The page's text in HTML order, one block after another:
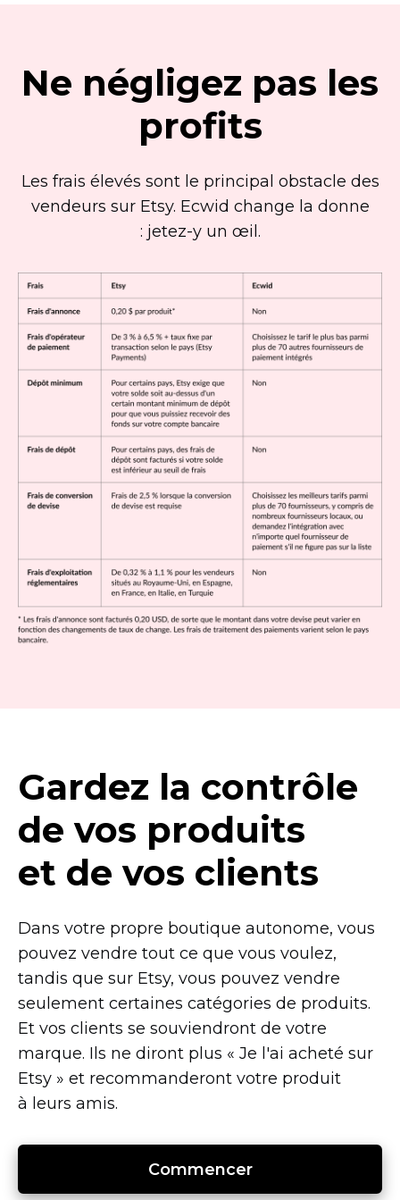
Ne négligez pas les
profits
Les frais élevés sont le principal obstacle des
vendeurs sur Etsy. Ecwid change la donne
: jetez-yun œil.
Gardez la contrôle
de vos produits
et de vos clients
Dans votre propre boutique autonome, vous
pouvez vendre tout ce que vous voulez,
tandis que sur Etsy, vous pouvez vendre
seulement certaines catégories de produits.
Et vos clients se souviendront de votre
marque. Ils ne diront plus « Je l'ai acheté sur
Etsy » et recommanderont votre produit
à leurs amis.
Commencer